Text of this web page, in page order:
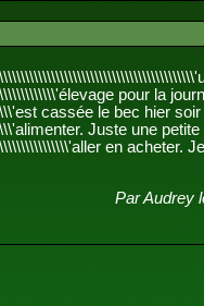
pour la
cassée le bec hier
Juste une
en acheter.
Par Audrey